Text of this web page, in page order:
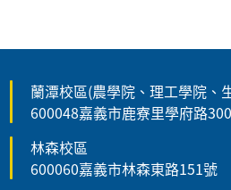
蘭潭校區(農學院、理工學院、
600048嘉義市鹿寮里學府路
林森校區
600060嘉義市林森東路151號